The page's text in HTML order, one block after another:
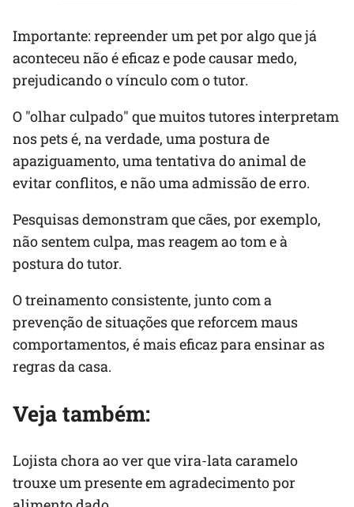
Importante: repreender um pet por algo que já
aconteceu não é eficaz e pode causar medo,
prejudicando o vínculo com o tutor.
O "olhar culpado" que muitos tutores interpretam
nos pets é, na verdade, uma postura de
apaziguamento, uma tentativa do animal de
evitar conflitos, e não uma admissão de erro.
Pesquisas demonstram que cães, por exemplo,
não sentem culpa, mas reagem ao tom e à
postura do tutor.
O treinamento consistente, junto com a
prevenção de situações que reforcem maus
comportamentos, é mais eficaz para ensinar as
regras da casa.
Veja também:
Lojista chora ao ver que vira-lata caramelo
trouxe um presente em agradecimento por